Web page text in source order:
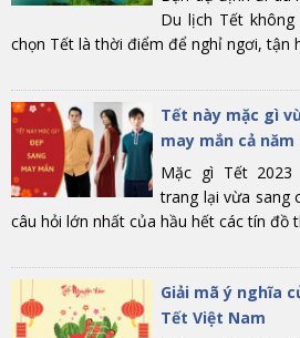
Du lịch Tết không
chọn Tết là thời điểm để nghỉ ngơi, tận
Tết này mặc gì
may mắn cả năm
Mặc gì Tết
trang lại vừa sang
câu hỏi lớn nhất của hầu hết các tín đồ
Giải mã ý nghĩa
Tết Việt Nam